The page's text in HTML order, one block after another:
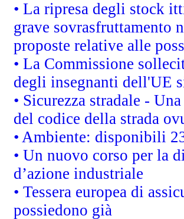
• La ripresa degli stock
grave sovrasfruttamento
proposte relative alle
• La Commissione
degli insegnanti dell'UE
• Sicurezza stradale -
del codice della strada
• Ambiente: disponibili
• Un nuovo corso per la
d’azione industriale
• Tessera europea di
possiedono già